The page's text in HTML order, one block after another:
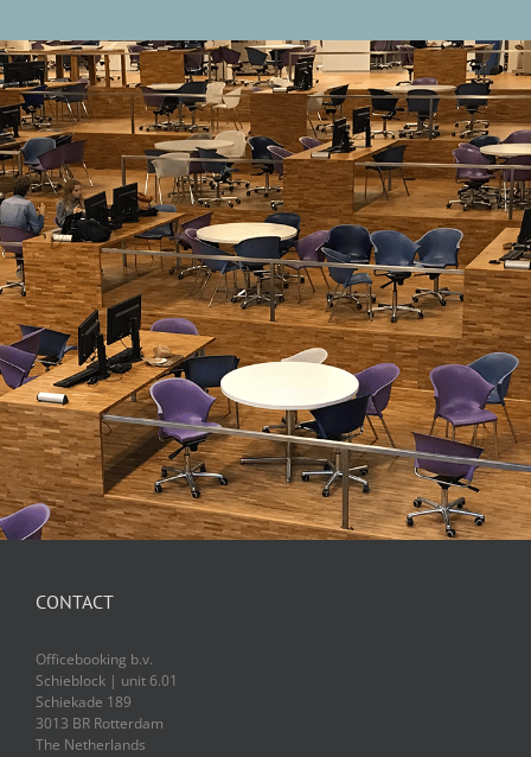
CONTACT
Officebooking b.v.
Schieblock | unit 6.01
Schiekade 189
3013 BR Rotterdam
The Netherlands